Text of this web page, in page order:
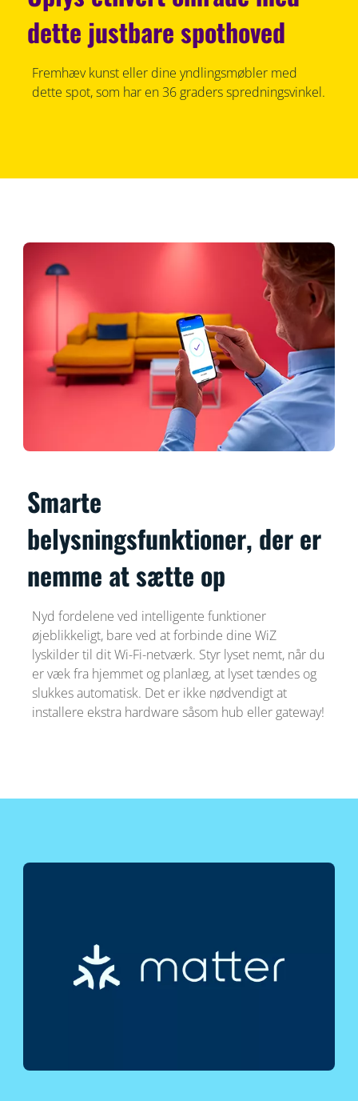
dette justbare spothoved
Fremhæv kunst eller dine yndlingsmøbler med
dette spot, som har en 36 graders spredningsvinkel.
Smarte
belysningsfunktioner, der er
nemme at sætte op
Nyd fordelene ved intelligente funktioner
øjeblikkeligt, bare ved at forbinde dine WiZ
lyskilder til dit Wi-Fi-netværk. Styr lyset nemt, når du
er væk fra hjemmet og planlæg, at lyset tændes og
slukkes automatisk. Det er ikke nødvendigt at
installere ekstra hardware såsom hub eller gateway!